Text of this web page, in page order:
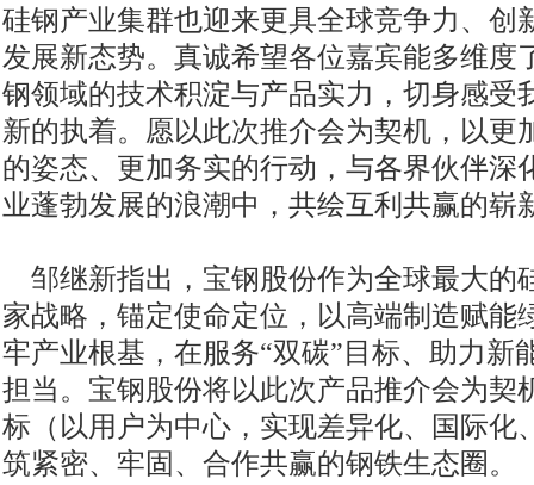
硅钢产业集群也迎来更具全球竞争力、创
发展新态势。真诚希望各位嘉宾能多维度
钢领域的技术积淀与产品实力，切身感受
新的执着。愿以此次推介会为契机，以更
的姿态、更加务实的行动，与各界伙伴深
业蓬勃发展的浪潮中，共绘互利共赢的崭
邹继新指出，宝钢股份作为全球最大的
家战略，锚定使命定位，以高端制造赋能
牢产业根基，在服务“双碳”目标、助力新
担当。宝钢股份将以此次产品推介会为契
标（以用户为中心，实现差异化、国际化
筑紧密、牢固、合作共赢的钢铁生态圈。